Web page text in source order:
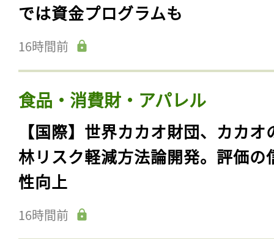
では資金プログラムも
16時間前
食品・消費財・アパレル
【国際】世界カカオ財団、カカオ
林リスク軽減方法論開発。評価の
性向上
16時間前